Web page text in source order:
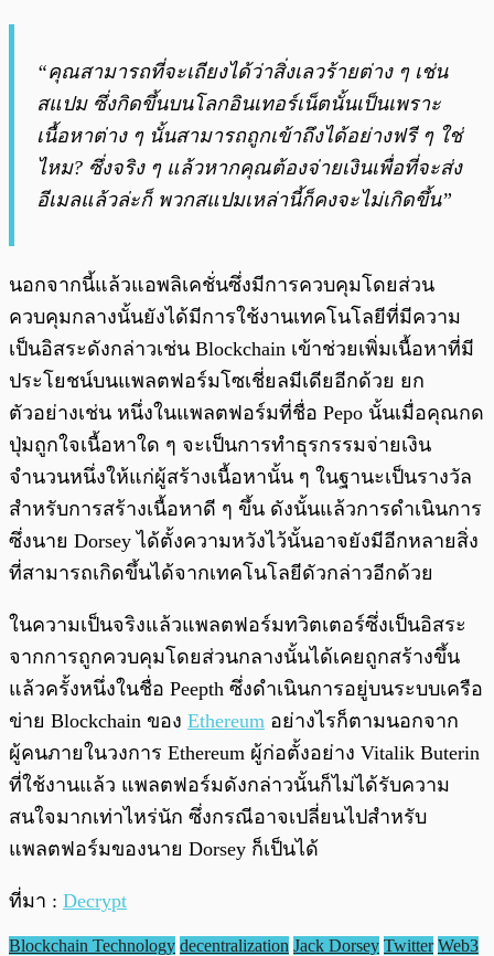
“คุณสามารถที่จะเถียงได้ว่าสิ่งเลวร้ายต่าง ๆ เช่น
สแปม ซึ่งกิดขึ้นบนโลกอินเทอร์เน็ตนั้นเป็นเพราะ
เนื้อหาต่าง ๆ นั้นสามารถถูกเข้าถึงได้อย่างฟรี ๆ ใช่
ไหม? ซึ่งจริง ๆ แล้วหากคุณต้องจ่ายเงินเพื่อที่จะส่ง
อีเมลแล้วล่ะก็ พวกสแปมเหล่านี้ก็คงจะไม่เกิดขึ้น”
นอกจากนี้แล้วแอพลิเคชั่นซึ่งมีการควบคุมโดยส่วน
ควบคุมกลางนั้นยังได้มีการใช้งานเทคโนโลยีที่มีความ
เป็นอิสระดังกล่าวเช่น Blockchain เข้าช่วยเพิ่มเนื้อหาที่มี
ประโยชน์บนแพลตฟอร์มโซเชี่ยลมีเดียอีกด้วย ยก
ตัวอย่างเช่น หนึ่งในแพลตฟอร์มที่ชื่อ Pepo นั้นเมื่อคุณกด
ปุ่มถูกใจเนื้อหาใด ๆ จะเป็นการทำธุรกรรมจ่ายเงิน
จำนวนหนึ่งให้แก่ผู้สร้างเนื้อหานั้น ๆ ในฐานะเป็นรางวัล
สำหรับการสร้างเนื้อหาดี ๆ ขึ้น ดังนั้นแล้วการดำเนินการ
ซึ่งนาย Dorsey ได้ตั้งความหวังไว้นั้นอาจยังมีอีกหลายสิ่ง
ที่สามารถเกิดขึ้นได้จากเทคโนโลยีดัวกล่าวอีกด้วย
ในความเป็นจริงแล้วแพลตฟอร์มทวิตเตอร์ซึ่งเป็นอิสระ
จากการถูกควบคุมโดยส่วนกลางนั้นได้เคยถูกสร้างขึ้น
แล้วครั้งหนึ่งในชื่อ Peepth ซึ่งดำเนินการอยู่บนระบบเครือ
ข่าย Blockchain ของ Ethereum อย่างไรก็ตามนอกจาก
ผู้คนภายในวงการ Ethereum ผู้ก่อตั้งอย่าง Vitalik Buterin
ที่ใช้งานแล้ว แพลตฟอร์มดังกล่าวนั้นก็ไม่ได้รับความ
สนใจมากเท่าไหร่นัก ซึ่งกรณีอาจเปลี่ยนไปสำหรับ
แพลตฟอร์มของนาย Dorsey ก็เป็นได้
ที่มา : Decrypt
Blockchain Technology decentralization Jack Dorsey Twitter Web3